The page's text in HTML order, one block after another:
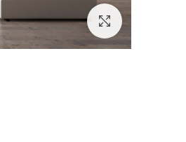
לחץ להגדלה